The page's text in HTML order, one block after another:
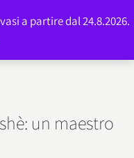
un maestro
a partire dal 24.8.2026.